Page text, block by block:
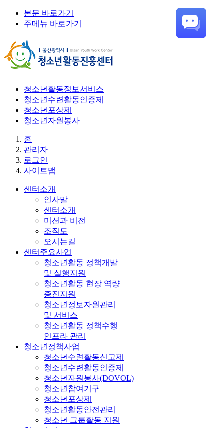
본문 바로가기
주메뉴 바로가기
청소년활동정보서비스
청소년수련활동인증제
청소년포상제
청소년자원봉사
홈
관리자
로그인
사이트맵
센터소개
인사말
센터소개
미션과 비전
조직도
오시는길
센터주요사업
청소년활동 정책개발
및 실행지원
청소년활동 현장 역량
증진지원
청소년정보자원관리
및 서비스
청소년활동 정책수행
인프라 관리
청소년정책사업
청소년수련활동신고제
청소년수련활동인증제
청소년자원봉사(DOVOL)
청소년참여기구
청소년포상제
청소년활동안전관리
청소년 그룹활동 지원